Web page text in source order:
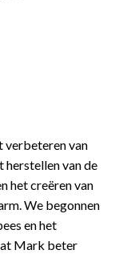
verbeteren van
herstellen van de
het creëren van
We begonnen
en het
Mark beter